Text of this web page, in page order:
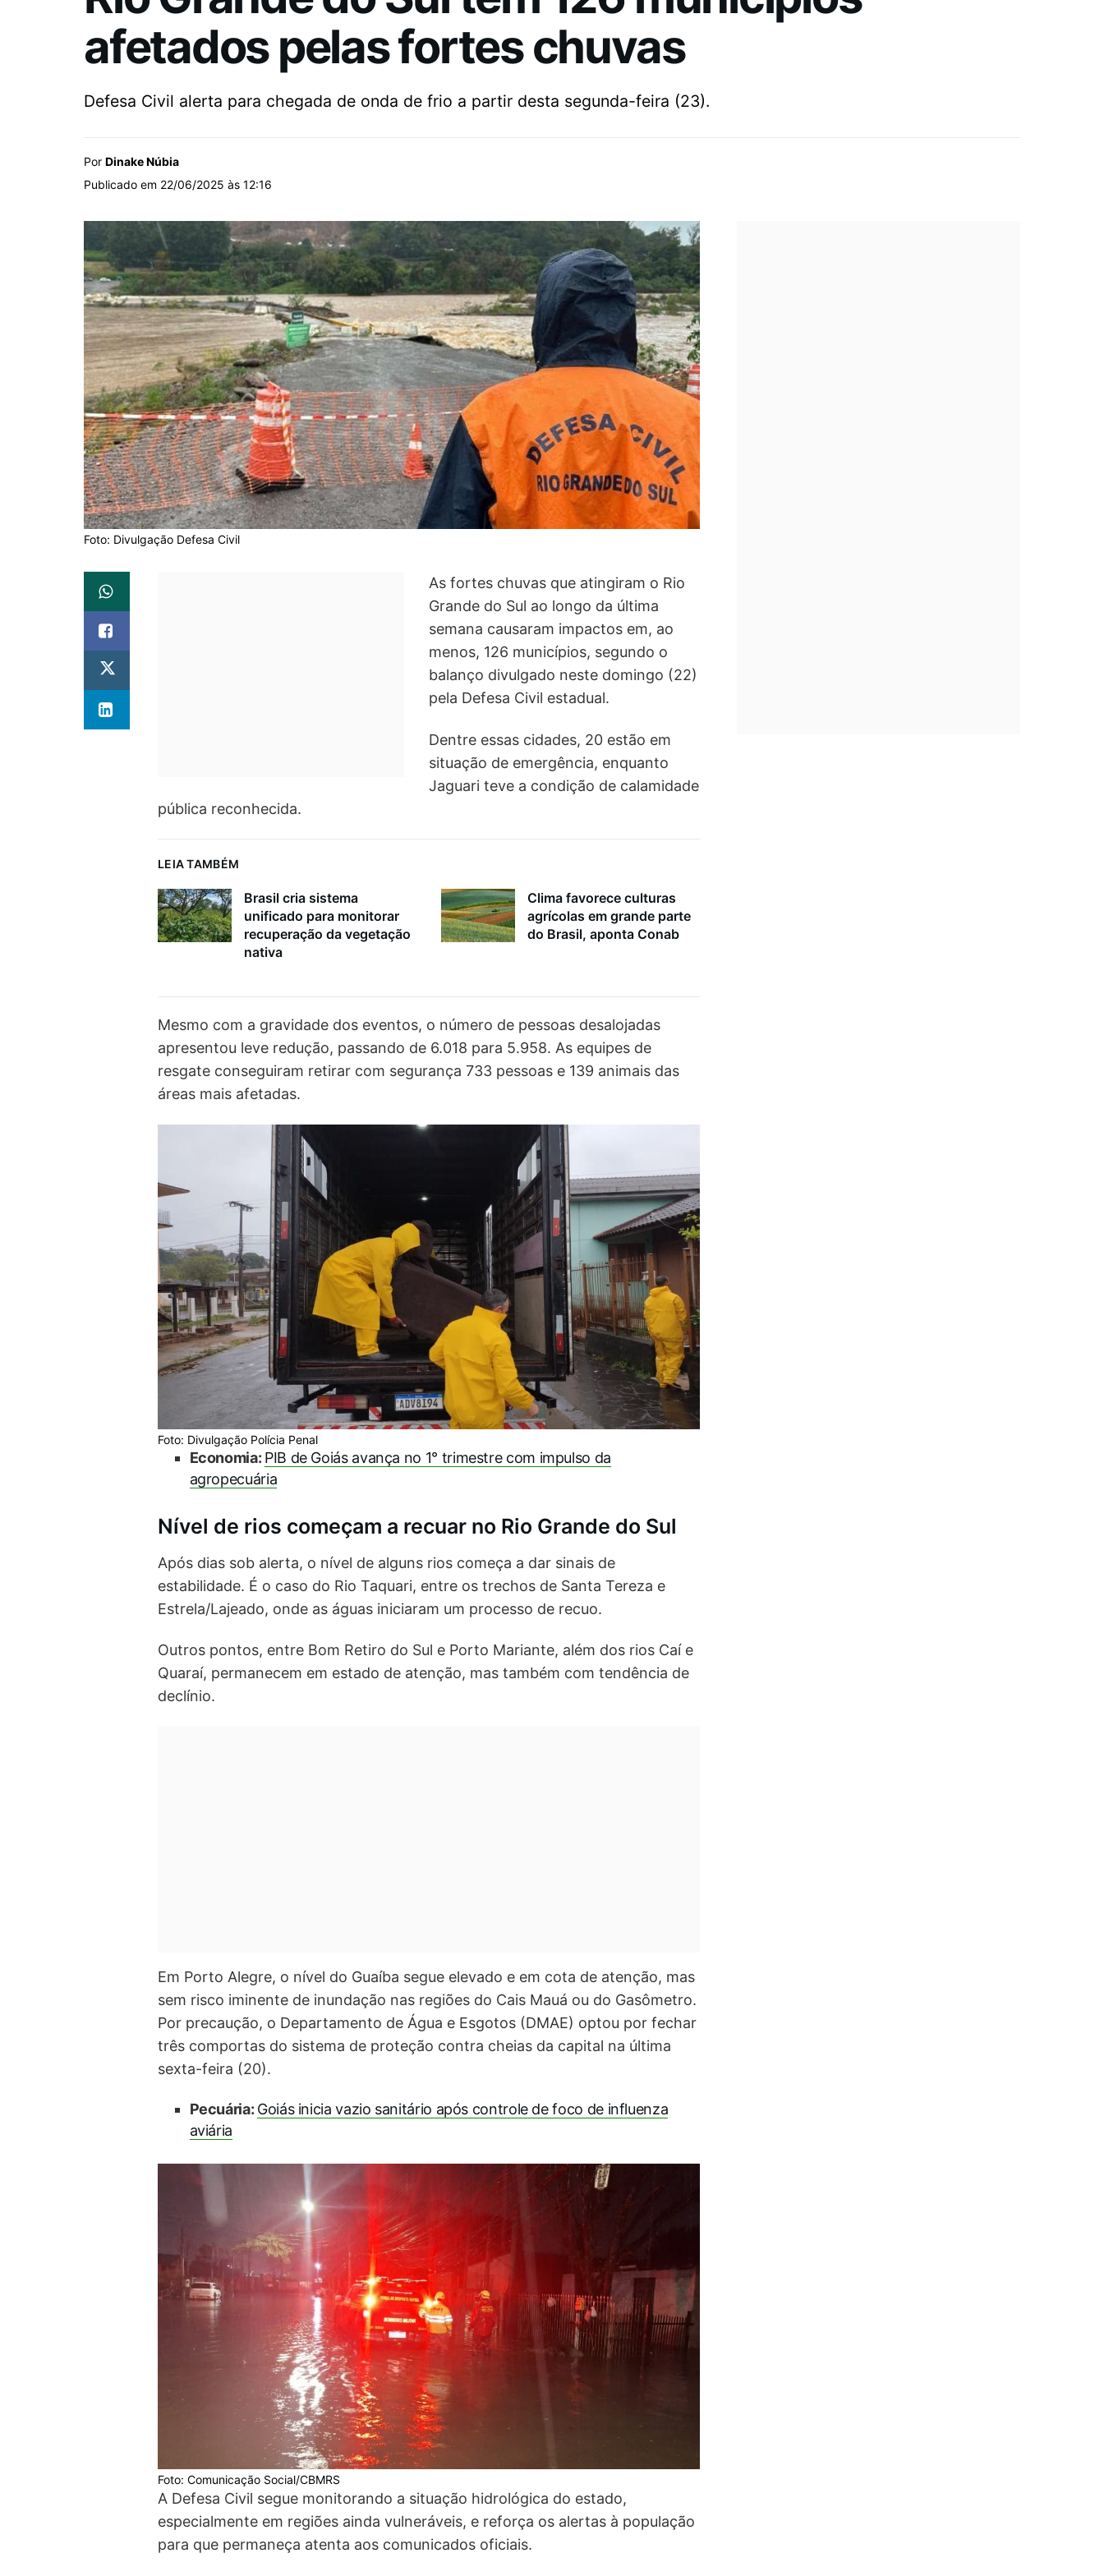
afetados pelas fortes chuvas
Defesa Civil alerta para chegada de onda de frio a partir desta segunda-feira (23).
Por Dinake Núbia
Publicado em 22/06/2025 às 12:16
Foto: Divulgação Defesa Civil
As fortes chuvas que atingiram o Rio
Grande do Sul ao longo da última
semana causaram impactos em, ao
menos, 126 municípios, segundo o
balanço divulgado neste domingo (22)
pela Defesa Civil estadual.
Dentre essas cidades, 20 estão em
situação de emergência, enquanto
Jaguari teve a condição de calamidade
pública reconhecida.
LEIA TAMBÉM
Brasil cria sistema
unificado para monitorar
recuperação da vegetação
nativa
Clima favorece culturas
agrícolas em grande parte
do Brasil, aponta Conab
Mesmo com a gravidade dos eventos, o número de pessoas desalojadas
apresentou leve redução, passando de 6.018 para 5.958. As equipes de
resgate conseguiram retirar com segurança 733 pessoas e 139 animais das
áreas mais afetadas.
Foto: Divulgação Polícia Penal
Economia: PIB de Goiás avança no 1° trimestre com impulso da
agropecuária
Nível de rios começam a recuar no Rio Grande do Sul
Após dias sob alerta, o nível de alguns rios começa a dar sinais de
estabilidade. É o caso do Rio Taquari, entre os trechos de Santa Tereza e
Estrela/Lajeado, onde as águas iniciaram um processo de recuo.
Outros pontos, entre Bom Retiro do Sul e Porto Mariante, além dos rios Caí e
Quaraí, permanecem em estado de atenção, mas também com tendência de
declínio.
Em Porto Alegre, o nível do Guaíba segue elevado e em cota de atenção, mas
sem risco iminente de inundação nas regiões do Cais Mauá ou do Gasômetro.
Por precaução, o Departamento de Água e Esgotos (DMAE) optou por fechar
três comportas do sistema de proteção contra cheias da capital na última
sexta-feira (20).
Pecuária: Goiás inicia vazio sanitário após controle de foco de influenza
aviária
Foto: Comunicação Social/CBMRS
A Defesa Civil segue monitorando a situação hidrológica do estado,
especialmente em regiões ainda vulneráveis, e reforça os alertas à população
para que permaneça atenta aos comunicados oficiais.